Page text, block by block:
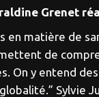
Grenet
en matière de
de
On y entend
Sylvie